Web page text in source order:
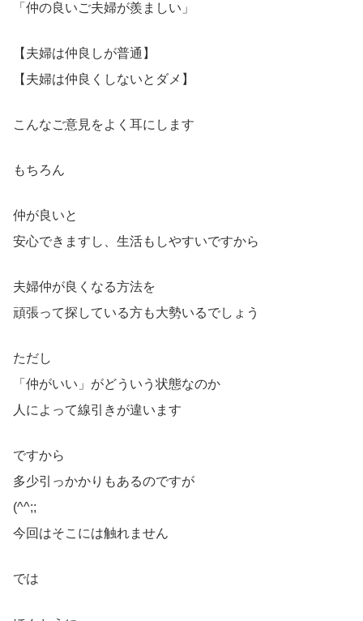
「仲の良いご夫婦が羨ましい」
【夫婦は仲良しが普通】
【夫婦は仲良くしないとダメ】
こんなご意見をよく耳にします
もちろん
仲が良いと
安心できますし、生活もしやすいですから
夫婦仲が良くなる方法を
頑張って探している方も大勢いるでしょう
ただし
「仲がいい」がどういう状態なのか
人によって線引きが違います
ですから
多少引っかかりもあるのですが
(^^;;
今回はそこには触れません
では